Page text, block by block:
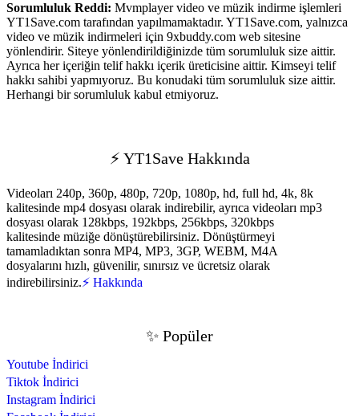
Sorumluluk Reddi: Mvmplayer video ve müzik indirme işlemleri
YT1Save.com tarafından yapılmamaktadır. YT1Save.com, yalnızca
video ve müzik indirmeleri için 9xbuddy.com web sitesine
yönlendirir. Siteye yönlendirildiğinizde tüm sorumluluk size aittir.
Ayrıca her içeriğin telif hakkı içerik üreticisine aittir. Kimseyi telif
hakkı sahibi yapmıyoruz. Bu konudaki tüm sorumluluk size aittir.
Herhangi bir sorumluluk kabul etmiyoruz.
⚡ YT1Save Hakkında
Videoları 240p, 360p, 480p, 720p, 1080p, hd, full hd, 4k, 8k
kalitesinde mp4 dosyası olarak indirebilir, ayrıca videoları mp3
dosyası olarak 128kbps, 192kbps, 256kbps, 320kbps
kalitesinde müziğe dönüştürebilirsiniz. Dönüştürmeyi
tamamladıktan sonra MP4, MP3, 3GP, WEBM, M4A
dosyalarını hızlı, güvenilir, sınırsız ve ücretsiz olarak
indirebilirsiniz.⚡ Hakkında
✨ Popüler
Youtube İndirici
Tiktok İndirici
Instagram İndirici